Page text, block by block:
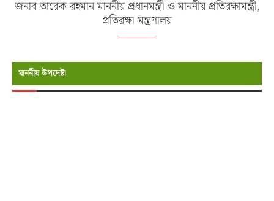
জনাব তারেক রহমান মাননীয় প্রধানমন্ত্রী ও মাননীয় প্রতিরক্ষামন্ত্রী,
প্রতিরক্ষা মন্ত্রণালয়
মাননীয় উপদেষ্টা